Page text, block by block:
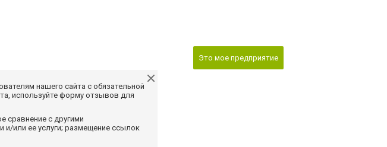
нашего сайта с обязательной
используйте форму отзывов для
сравнение с другими
или ее услуги; размещение ссылок
Это мое предприятие